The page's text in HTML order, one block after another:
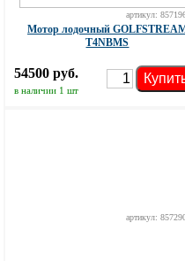
артикул:
Мотор лодочный
T4NBMS
54500 руб.
в наличии 1 шт
артикул: